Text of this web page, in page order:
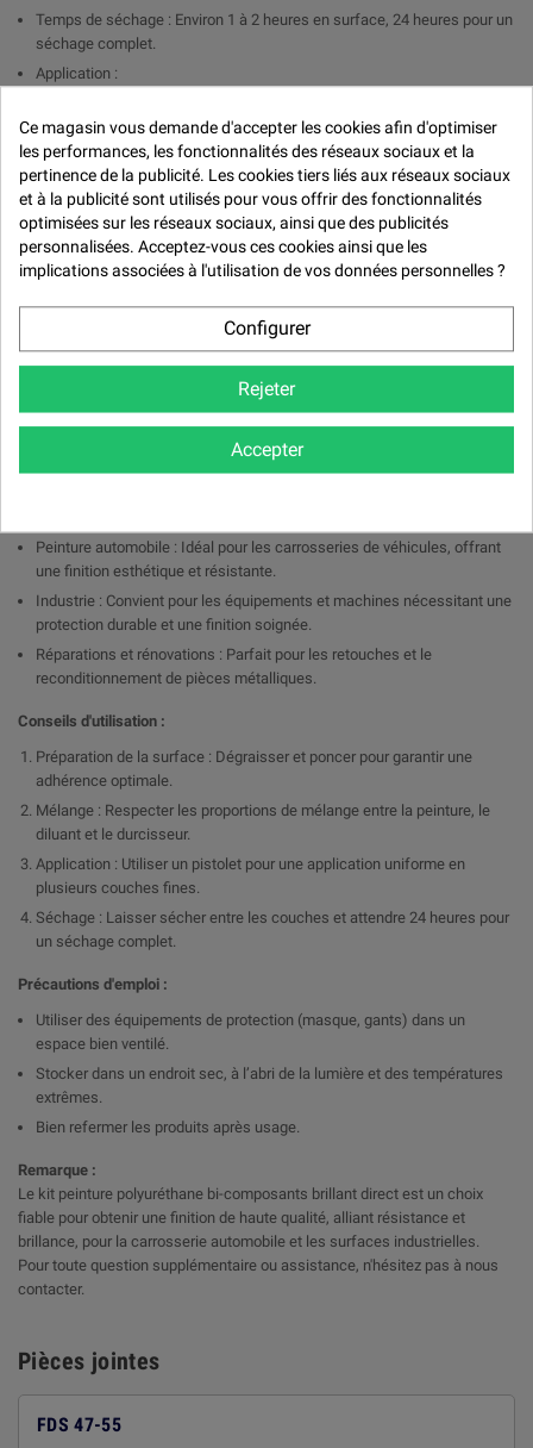
Temps de séchage : Environ 1 à 2 heures en surface, 24 heures pour un
séchage complet.
Application :
de 5 à 10 % de diluant.
PINCEAUX : Ajouter 1 part de durcisseur pour 2 parts de peinture
Rendement : 6 m2 au litre de peinture
Avantages:
Brillance durable : La finition brillant direct assure un éclat profond et
résistant sans nécessiter de couche de vernis.
Résistance élevée : Formule résistante aux intempéries, aux UV, aux
produits chimiques et aux rayures.
Application uniforme : Bonne fluidité pour une application homogène et
un rendu professionnel.
Temps de séchage rapide : Assure une efficacité optimale pour les
travaux nécessitant un séchage rapide.
Peinture automobile : Idéal pour les carrosseries de véhicules, offrant
une finition esthétique et résistante.
Industrie : Convient pour les équipements et machines nécessitant une
protection durable et une finition soignée.
Réparations et rénovations : Parfait pour les retouches et le
reconditionnement de pièces métalliques.
Conseils d'utilisation :
Préparation de la surface : Dégraisser et poncer pour garantir une
adhérence optimale.
Mélange : Respecter les proportions de mélange entre la peinture, le
diluant et le durcisseur.
Application : Utiliser un pistolet pour une application uniforme en
plusieurs couches fines.
Séchage : Laisser sécher entre les couches et attendre 24 heures pour
un séchage complet.
Précautions d'emploi :
Utiliser des équipements de protection (masque, gants) dans un
espace bien ventilé.
Stocker dans un endroit sec, à l’abri de la lumière et des températures
extrêmes.
Bien refermer les produits après usage.
Remarque :
Le kit peinture polyuréthane bi-composants brillant direct est un choix
fiable pour obtenir une finition de haute qualité, alliant résistance et
brillance, pour la carrosserie automobile et les surfaces industrielles.
Pour toute question supplémentaire ou assistance, n'hésitez pas à nous
contacter.
Pièces jointes
FDS 47-55
Ce magasin vous demande d'accepter les cookies afin d'optimiser
les performances, les fonctionnalités des réseaux sociaux et la
pertinence de la publicité. Les cookies tiers liés aux réseaux sociaux
et à la publicité sont utilisés pour vous offrir des fonctionnalités
optimisées sur les réseaux sociaux, ainsi que des publicités
personnalisées. Acceptez-vous ces cookies ainsi que les
implications associées à l'utilisation de vos données personnelles ?
Configurer
Rejeter
Accepter